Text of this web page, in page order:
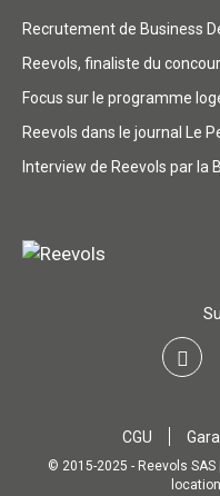
Recrutement de Business
Reevols, finaliste du
Focus sur le programme
Reevols dans le journal Le
Interview de Reevols par la
CGU
© 2015-2025 - Reevols